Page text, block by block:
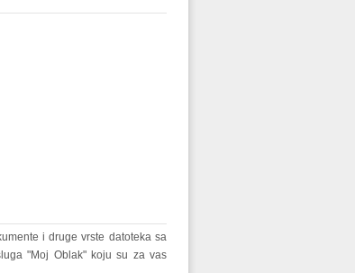
i druge vrste datoteka sa
"Moj Oblak" koju su za vas